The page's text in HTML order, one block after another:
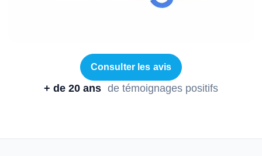
Consulter les avis
+ de 20 ans de témoignages positifs